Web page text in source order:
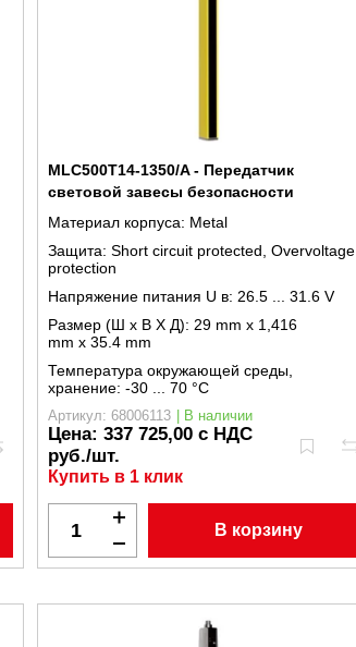
MLC500T14-1350/A - Передатчик
световой завесы безопасности
Материал корпуса: Metal
Защита: Short circuit protected, Overvoltage
protection
Напряжение питания U в: 26.5 ... 31.6 V
Размер (Ш x В X Д): 29 mm x 1,416
mm x 35.4 mm
Температура окружающей среды,
хранение: -30 ... 70 °C
Артикул: 68006113 | В наличии
Цена: 337 725,00 с НДС
руб./шт.
Купить в 1 клик
В корзину